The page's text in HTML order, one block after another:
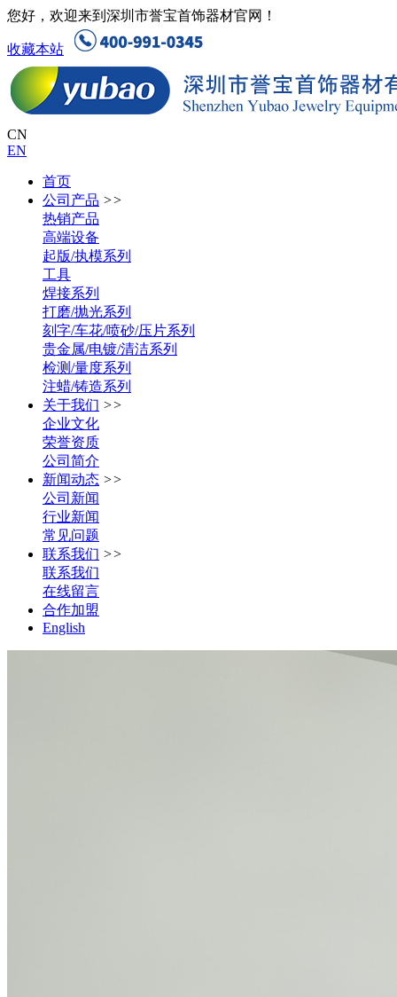
您好，欢迎来到深圳市誉宝首饰器材官网！
收藏本站
CN
EN
首页
公司产品 >>
热销产品
高端设备
起版/执模系列
工具
焊接系列
打磨/抛光系列
刻字/车花/喷砂/压片系列
贵金属/电镀/清洁系列
检测/量度系列
注蜡/铸造系列
关于我们 >>
企业文化
荣誉资质
公司简介
新闻动态 >>
公司新闻
行业新闻
常见问题
联系我们 >>
联系我们
在线留言
合作加盟
English